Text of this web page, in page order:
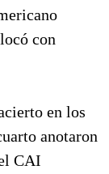
con
en los
anotaron
CAI